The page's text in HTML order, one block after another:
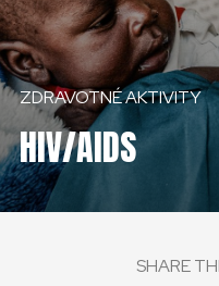
ZDRAVOTNÉ AKTIVITY
HIV/AIDS
SHARE